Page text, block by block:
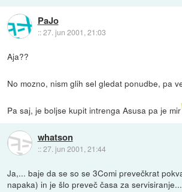
PaJo
::27. jun 2001, 21:03
Aja??
No mozno, nism glih sel gledat ponudbe, pa
Pa saj, je boljse kupit intrenga Asusa pa je mir
whatson
::27. jun 2001, 21:44
Ja,... baje da se so se 3Comi prevečkrat
napaka) in je šlo preveč časa za servisiranje...